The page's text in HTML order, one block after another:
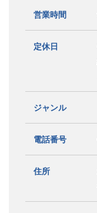
営業時間
定休日
ジャンル
電話番号
住所